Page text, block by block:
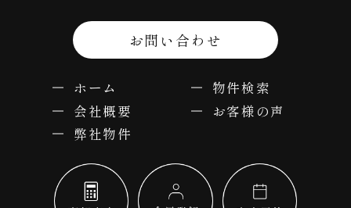
お問い合わせ
ホーム
物件検索
会社概要
お客様の声
弊社物件